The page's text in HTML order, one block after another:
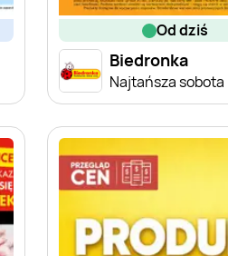
od dziś
Biedronka
Najtańsza sobota